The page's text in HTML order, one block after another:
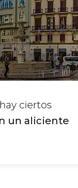
ciertos
un aliciente